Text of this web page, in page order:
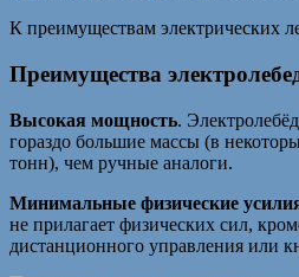
К преимуществам электрических
Преимущества
Высокая мощность.
гораздо большие массы (в
тонн), чем ручные аналоги.
Минимальные физические
не прилагает физических сил,
дистанционного управления или